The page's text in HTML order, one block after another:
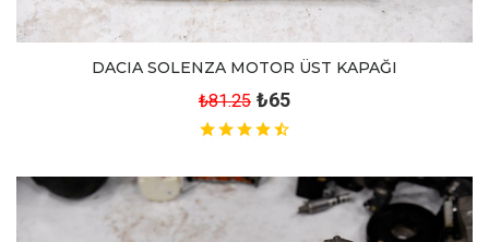
DACIA SOLENZA MOTOR ÜST KAPAĞI
₺81.25 ₺65